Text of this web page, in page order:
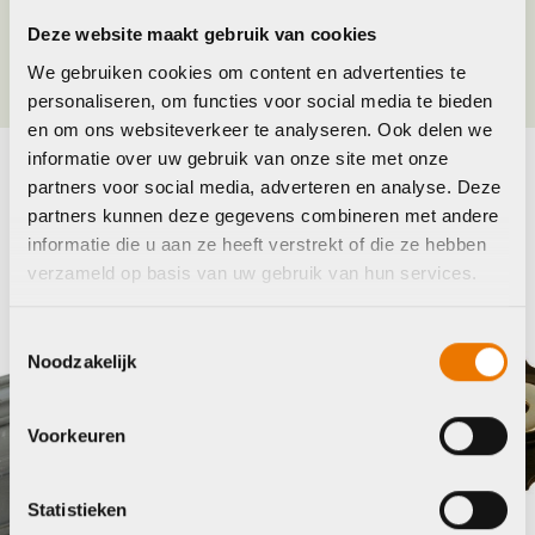
Deze website maakt gebruik van cookies
We gebruiken cookies om content en advertenties te
personaliseren, om functies voor social media te bieden
en om ons websiteverkeer te analyseren. Ook delen we
informatie over uw gebruik van onze site met onze
partners voor social media, adverteren en analyse. Deze
partners kunnen deze gegevens combineren met andere
informatie die u aan ze heeft verstrekt of die ze hebben
verzameld op basis van uw gebruik van hun services.
Noodzakelijk
Voorkeuren
Statistieken
Kleur
Maak je fiets compleet
Bekijk alle accessoires